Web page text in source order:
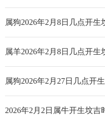
属狗2026年2月8日几点开
属羊2026年2月8日几点开
属狗2026年2月27日几点开